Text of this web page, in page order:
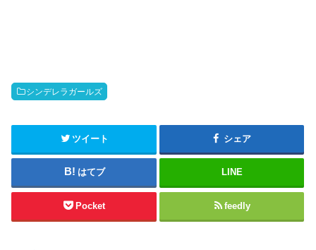
シンデレラガールズ
ツイート シェア
はてブ LINE
Pocket feedly